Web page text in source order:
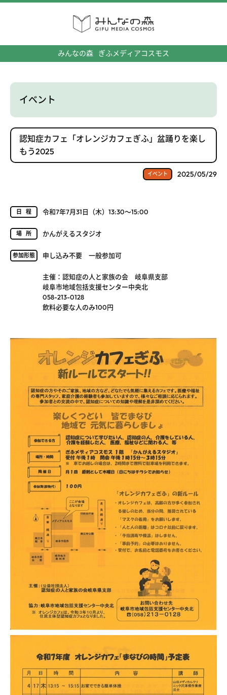
みんなの森 ぎふメディアコスモス
イベント
認知症カフェ「オレンジカフェぎふ」盆踊りを楽し
もう2025
イベント 2025/05/29
日程 令和7年7月31日（木）13:30～15:00
場所 かんがえるスタジオ
参加形態 申し込み不要 一般参加可
主催：認知症の人と家族の会 岐阜県支部
岐阜市地域包括支援センター中央北
058-213-0128
飲料必要な人のみ100円